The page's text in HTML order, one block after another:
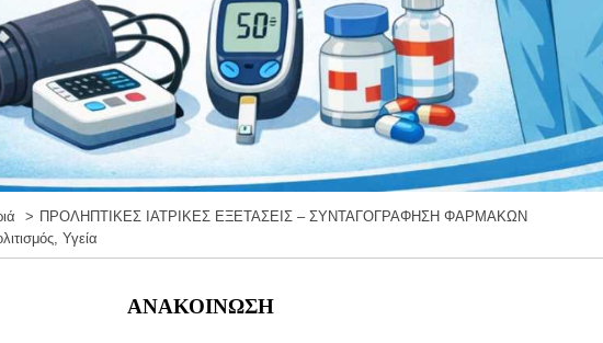
ΠΡΟΛΗΠΤΙΚΕΣ ΙΑΤΡΙΚΕΣ ΕΞΕΤΑΣΕΙΣ – ΣΥΝΤΑΓΟΓΡΑΦΗΣΗ ΦΑΡΜΑΚΩΝ
, Υγεία
ΑΝΑΚΟΙΝΩΣΗ